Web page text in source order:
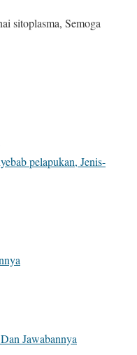
sitoplasma, Semoga
pelapukan, Jenis-
Jawabannya